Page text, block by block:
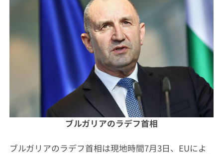
ブルガリアのラデフ首相
ブルガリアのラデフ首相は現地時間7月3日、EUによ